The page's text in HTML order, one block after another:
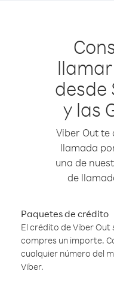
desde
y las
Viber Out te
llamada
una de
de
Paquetes de crédito
El crédito de Viber Out
compres un importe.
cualquier número del
Viber.